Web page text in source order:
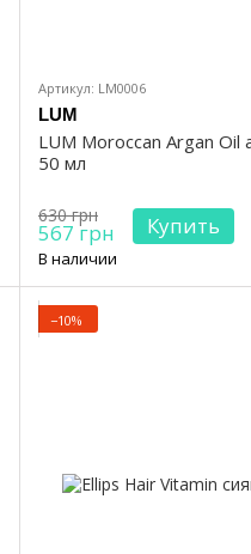
Артикул: LM0006
LUM
LUM Moroccan Argan Oil
50 мл
630 грн
567 грн Купить
В наличии
−10%